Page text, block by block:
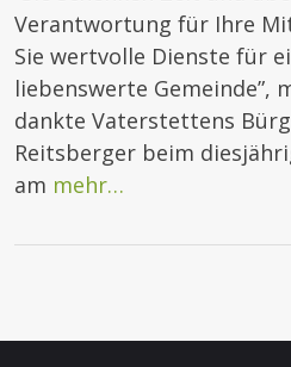
Verantwortung für Ihre
Sie wertvolle Dienste für
liebenswerte Gemeinde”,
dankte Vaterstettens
Reitsberger beim
am mehr…